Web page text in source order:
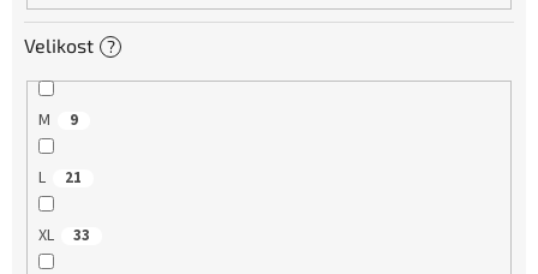
Velikost ?
M 9
L 21
XL 33